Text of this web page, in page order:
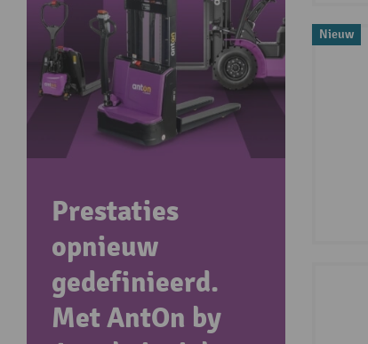
Prestaties
opnieuw
gedefinieerd.
Met AntOn by
Nieuw